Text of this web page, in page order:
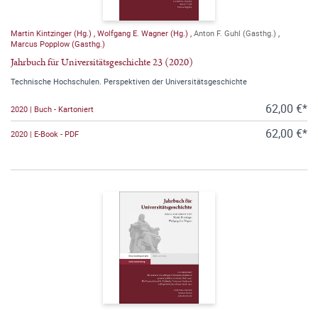
Martin Kintzinger (Hg.) , Wolfgang E. Wagner (Hg.) , Anton F. Guhl (Gasthg.) ,
Marcus Popplow (Gasthg.)
Jahrbuch für Universitätsgeschichte 23 (2020)
Technische Hochschulen. Perspektiven der Universitätsgeschichte
2020 | Buch - Kartoniert 62,00 €*
2020 | E-Book - PDF 62,00 €*